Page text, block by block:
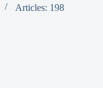
Articles: 198